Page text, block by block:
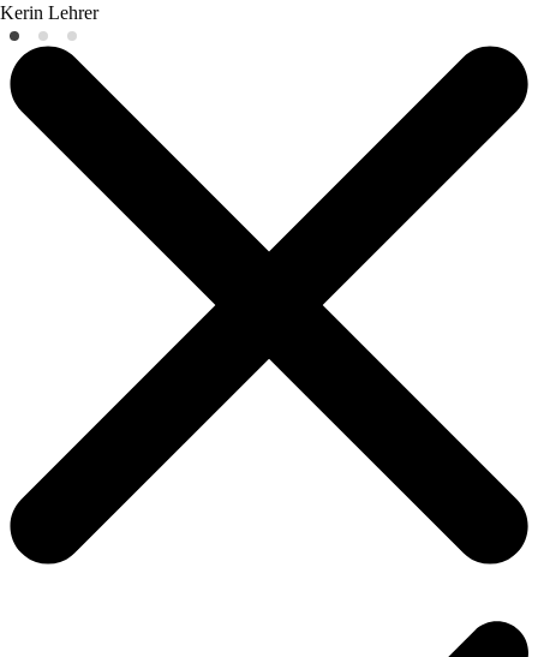
Kerin Lehrer